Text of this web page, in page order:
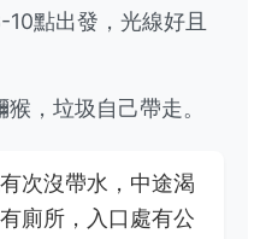
10點出發，光線好且
猴，垃圾自己帶走。
次沒帶水，中途渴
廁所，入口處有公